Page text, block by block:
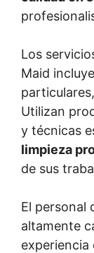
Los
Maid
Utilizan
y técnicas
limpieza
de sus
El personal
altamente
experiencia